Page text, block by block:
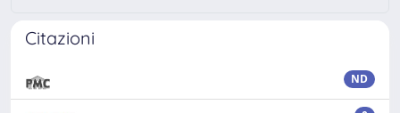
Citazioni
ND